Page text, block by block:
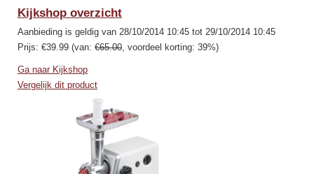
Kijkshop overzicht
Aanbieding is geldig van 28/10/2014 10:45 tot 29/10/2014 10:45
Prijs: €39.99 (van: €65.00, voordeel korting: 39%)
Ga naar Kijkshop
Vergelijk dit product